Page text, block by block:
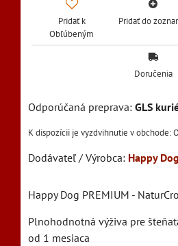
Pridať k
Obľúbeným
Pridať do
Doručenia
GLS
Dodávateľ / Výrobca: Happy Dog
Happy Dog PREMIUM -
Plnohodnotná výživa pre
od 1 mesiaca